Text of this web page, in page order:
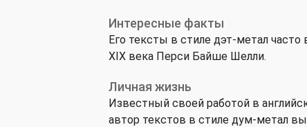
Интересные факты
Его тексты в стиле дэт-метал
XIX века Перси Байше Шелли.
Личная жизнь
Известный своей работой в
автор текстов в стиле дум-метал